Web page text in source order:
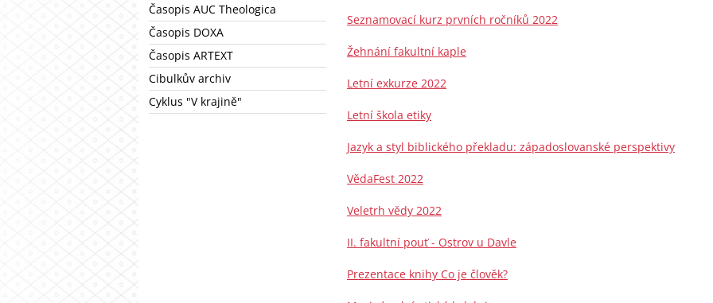
Časopis AUC Theologica
Časopis DOXA
Časopis ARTEXT
Cibulkův archiv
Cyklus "V krajině"
Seznamovací kurz prvních ročníků 2022
Žehnání fakultní kaple
Letní exkurze 2022
Letní škola etiky
Jazyk a styl biblického překladu: západoslovanské perspektivy
VědaFest 2022
Veletrh vědy 2022
II. fakultní pouť - Ostrov u Davle
Prezentace knihy Co je člověk?